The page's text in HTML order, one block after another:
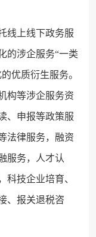
线上线下政务服
的涉企服务“一类
优质衍生服务。
构等涉企服务资
、申报等政策服
法律服务，融资
服务，人才认
科技企业培育、
、报关退税咨